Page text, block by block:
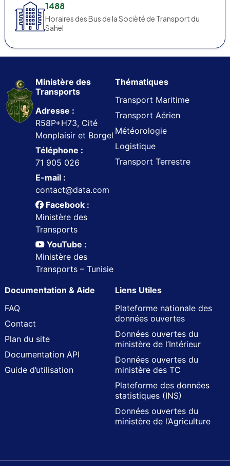
1488
Horaires des Bus de la Socièté de Transport du
Sahel
Ministère des
Transports
Adresse :
R58P+H73, Cité
Monplaisir et Borgel
Téléphone :
71 905 026
E-mail :
contact@data.com
Facebook :
Ministère des
Transports
YouTube :
Ministère des
Transports – Tunisie
Thématiques
Transport Maritime
Transport Aérien
Météorologie
Logistique
Transport Terrestre
Documentation & Aide
FAQ
Contact
Plan du site
Documentation API
Guide d’utilisation
Liens Utiles
Plateforme nationale des
données ouvertes
Données ouvertes du
ministère de l’Intérieur
Données ouvertes du
ministère des TC
Plateforme des données
statistiques (INS)
Données ouvertes du
ministère de l’Agriculture